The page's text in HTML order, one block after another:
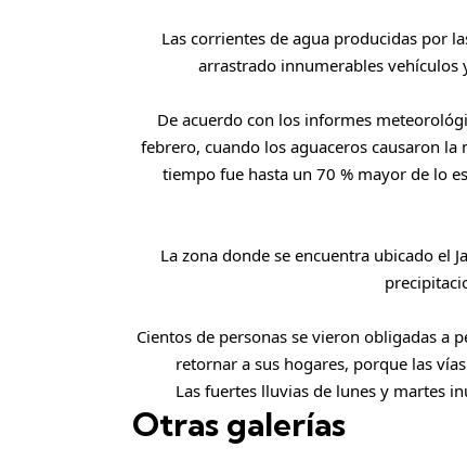
Las corrientes de agua producidas por
arrastrado innumerables vehículos
De acuerdo con los informes
febrero, cuando los aguaceros causaron
tiempo fue hasta un 70 % mayor de lo
La zona donde se encuentra ubicado el
Cientos de personas se vieron obligadas a
retornar a sus hogares, porque las
Las fuertes lluvias de lunes y martes
Otras galerías